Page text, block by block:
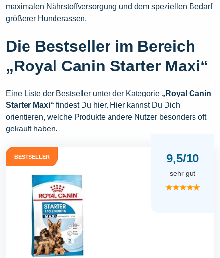
maximalen Nährstoffversorgung und dem speziellen Bedarf
größerer Hunderassen.
Die Bestseller im Bereich
„Royal Canin Starter Maxi“
Eine Liste der Bestseller unter der Kategorie „Royal Canin
Starter Maxi“ findest Du hier. Hier kannst Du Dich
orientieren, welche Produkte andere Nutzer besonders oft
gekauft haben.
BESTSELLER 9,5/10
sehr gut
★★★★★